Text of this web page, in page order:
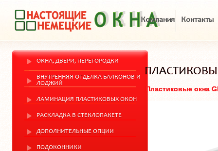
Компания Контакты
ОКНА, ДВЕРИ, ПЕРЕГОРОДКИ
ВНУТРЕННЯЯ ОТДЕЛКА БАЛКОНОВ И
ЛОДЖИЙ
ЛАМИНАЦИЯ ПЛАСТИКОВЫХ ОКОН
РАСКЛАДКА В СТЕКЛОПАКЕТЕ
ДОПОЛНИТЕЛЬНЫЕ ОПЦИИ
ПОДОКОННИКИ
Пластиковые окна